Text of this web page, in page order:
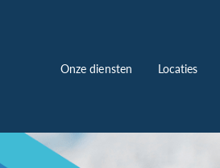
Onze diensten Locaties